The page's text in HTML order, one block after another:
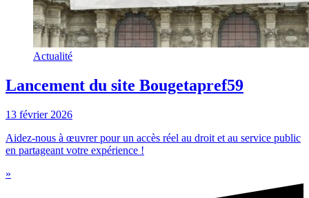
Actualité
Lancement du site Bougetapref59
13 février 2026
Aidez-nous à œuvrer pour un accès réel au droit et au service public
en partageant votre expérience !
»